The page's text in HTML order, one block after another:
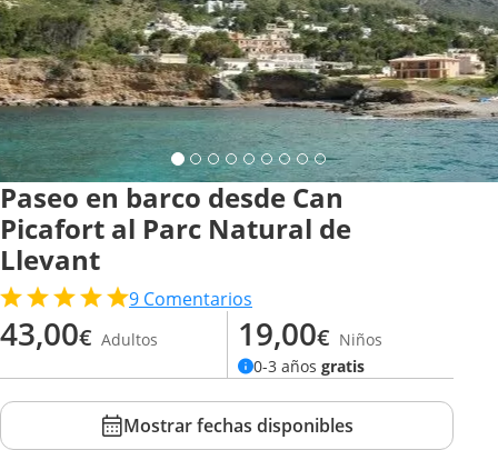
Paseo en barco desde Can
Picafort al Parc Natural de
Llevant
9 Comentarios
43,00€ Adultos 19,00€ Niños
0-3 años gratis
Mostrar fechas disponibles